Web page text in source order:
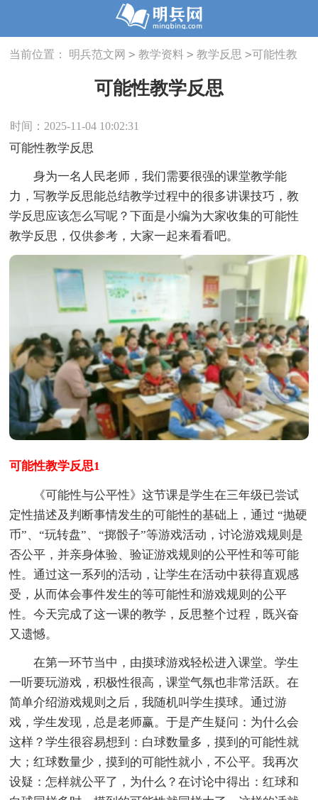
当前位置： 明兵范文网 > 教学资料 > 教学反思 >可能性教
可能性教学反思
时间：2025-11-04 10:02:31
可能性教学反思
身为一名人民老师，我们需要很强的课堂教学能
力，写教学反思能总结教学过程中的很多讲课技巧，教
学反思应该怎么写呢？下面是小编为大家收集的可能性
教学反思，仅供参考，大家一起来看看吧。
可能性教学反思1
《可能性与公平性》这节课是学生在三年级已尝试
定性描述及判断事情发生的可能性的基础上，通过 “抛硬
币”、“玩转盘”、“掷骰子”等游戏活动，讨论游戏规则是
否公平，并亲身体验、验证游戏规则的公平性和等可能
性。通过这一系列的活动，让学生在活动中获得直观感
受，从而体会事件发生的等可能性和游戏规则的公平
性。今天完成了这一课的教学，反思整个过程，既兴奋
又遗憾。
在第一环节当中，由摸球游戏轻松进入课堂。学生
一听要玩游戏，积极性很高，课堂气氛也非常活跃。在
简单介绍游戏规则之后，我随机叫学生摸球。通过游
戏，学生发现，总是老师赢。于是产生疑问：为什么会
这样？学生很容易想到：白球数量多，摸到的可能性就
大；红球数量少，摸到的可能性就小，不公平。我再次
设疑：怎样就公平了，为什么？在讨论中得出：红球和